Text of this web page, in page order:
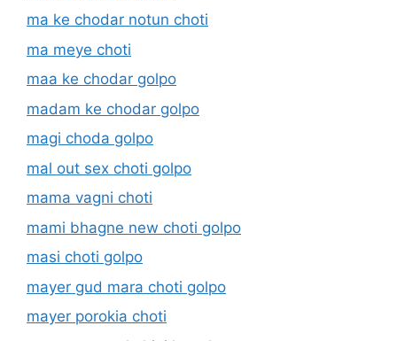
ma ke chodar notun choti
ma meye choti
maa ke chodar golpo
madam ke chodar golpo
magi choda golpo
mal out sex choti golpo
mama vagni choti
mami bhagne new choti golpo
masi choti golpo
mayer gud mara choti golpo
mayer porokia choti